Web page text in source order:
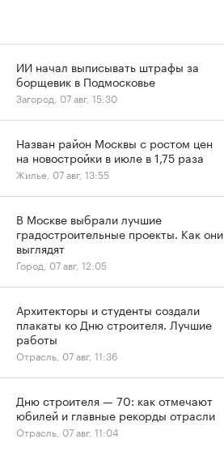
ИИ начал выписывать штрафы за
борщевик в Подмосковье
Загород, 07 авг, 15:30
Назван район Москвы с ростом цен
на новостройки в июле в 1,75 раза
Жилье, 07 авг, 13:55
В Москве выбрали лучшие
градостроительные проекты. Как они
выглядят
Город, 07 авг, 12:05
Архитекторы и студенты создали
плакаты ко Дню строителя. Лучшие
работы
Отрасль, 07 авг, 11:36
Дню строителя — 70: как отмечают
юбилей и главные рекорды отрасли
Отрасль, 07 авг, 11:04